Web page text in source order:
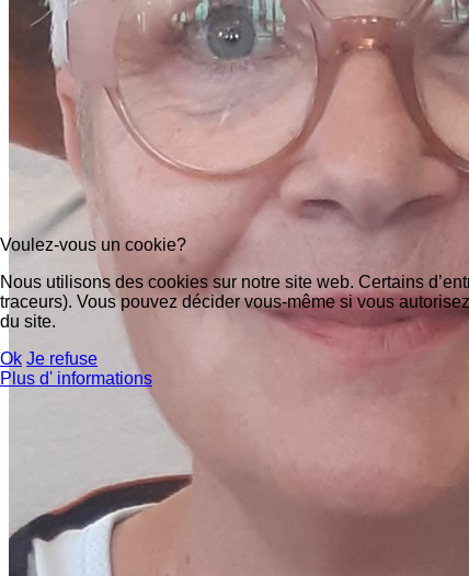
Voulez-vous un cookie?
Nous utilisons des cookies sur notre site web. Certains
traceurs). Vous pouvez décider vous-même si vous
du site.
Ok Je refuse
Plus d' informations